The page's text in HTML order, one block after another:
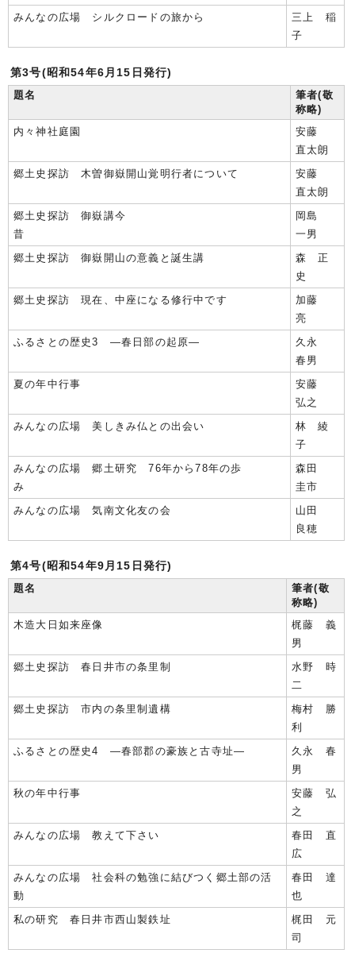
みんなの広場 シルクロードの旅から
三上 稲
子
第3号(昭和54年6月15日発行)
題名
筆者(敬
称略)
内々神社庭園
安藤
直太朗
郷土史探訪 木曽御嶽開山覚明行者について
安藤
直太朗
郷土史探訪 御嶽講今
昔
岡島
一男
郷土史探訪 御嶽開山の意義と誕生講
森 正
史
郷土史探訪 現在、中座になる修行中です
加藤
亮
ふるさとの歴史3 ―春日部の起原―
久永
春男
夏の年中行事
安藤
弘之
みんなの広場 美しきみ仏との出会い
林 綾
子
みんなの広場 郷土研究 76年から78年の歩
み
森田
圭市
みんなの広場 気南文化友の会
山田
良穂
第4号(昭和54年9月15日発行)
題名
筆者(敬
称略)
木造大日如来座像
梶藤 義
男
郷土史探訪 春日井市の条里制
水野 時
二
郷土史探訪 市内の条里制遺構
梅村 勝
利
ふるさとの歴史4 ―春部郡の豪族と古寺址―
久永 春
男
秋の年中行事
安藤 弘
之
みんなの広場 教えて下さい
春田 直
広
みんなの広場 社会科の勉強に結びつく郷土部の活
動
春田 達
也
私の研究 春日井市西山製鉄址
梶田 元
司